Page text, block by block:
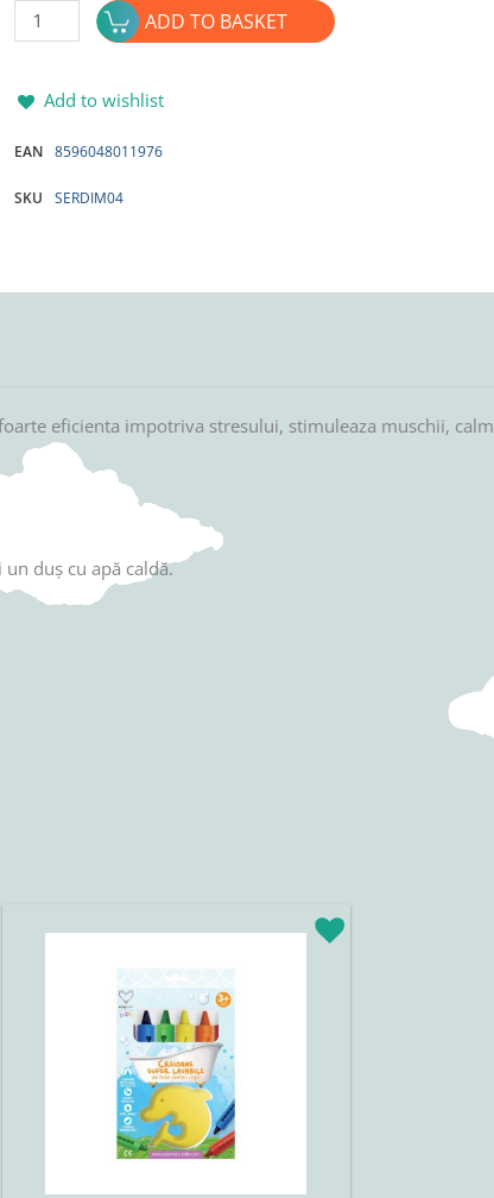
Sare
de
BANANA
VANILIE
ADD TO BASKET
Add to wishlist
EAN 8596048011976
SKU SERDIM04
eficienta impotriva stresului, stimuleaza muschii,
duș cu apă caldă.